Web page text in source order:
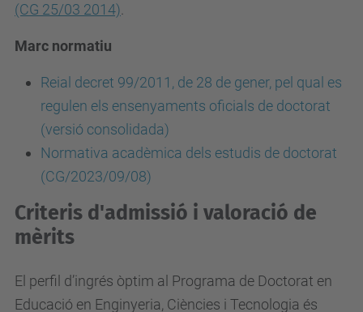
(CG 25/03 2014)
Marc normatiu
Reial decret 99/2011, de 28 de gener, pel qual es
regulen els ensenyaments oficials de doctorat
(versió consolidada)
Normativa acadèmica dels estudis de doctorat
(CG/2023/09/08)
Criteris d'admissió i valoració de
mèrits
El perfil d’ingrés òptim al Programa de Doctorat en
Educació en Enginyeria, Ciències i Tecnologia és